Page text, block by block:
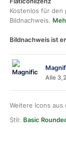
Kostenlos für den
Bildnachweis.
Bildnachweis ist
Alle
Weitere Icons aus
Stil: Basic